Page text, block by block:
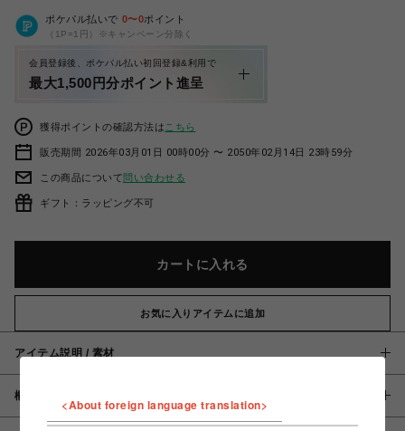
ポケパル払いで 0〜0ポイント
（1P=1円）※キャンペーン分除く
会員登録後、ポケパル払い初回登録&利用で
最大1,500円分ポイント進呈
獲得ポイントの確認方法は こちら
販売期間 2026年03月01日 00時00分 〜 2050年02月14日 23時59分
この商品について問い合わせる
ギフト：ラッピング不可
カートに入れる
お気に入りアイテムに追加
アイテム説明 / 素材
概要
<About foreign language translation>